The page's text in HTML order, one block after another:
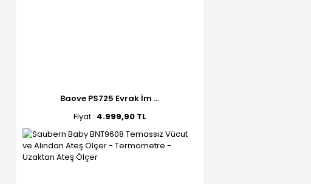
Baove PS725 Evrak İm ...
Fiyat : 4.999,90 TL